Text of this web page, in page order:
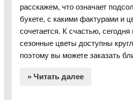
расскажем, что означает
букете, с какими фактурами и
сочетается. К счастью, сегодня
сезонные цветы доступны
поэтому вы можете заказать
» Читать далее